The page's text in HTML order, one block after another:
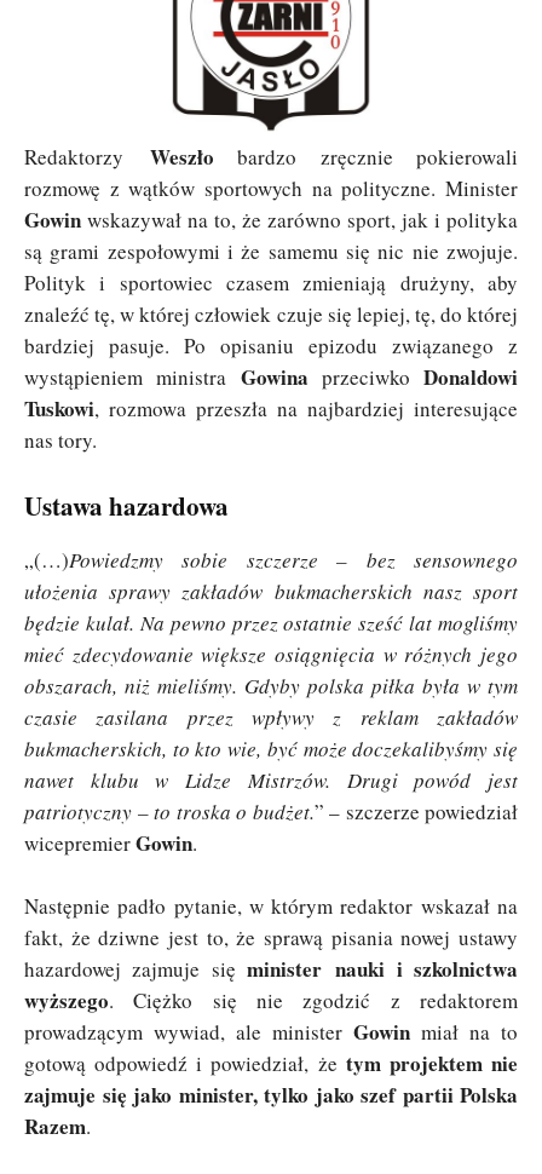
Redaktorzy Weszło bardzo zręcznie pokierowali
rozmowę z wątków sportowych na polityczne. Minister
Gowin wskazywał na to, że zarówno sport, jak i polityka
są grami zespołowymi i że samemu się nic nie zwojuje.
Polityk i sportowiec czasem zmieniają drużyny, aby
znaleźć tę, w której człowiek czuje się lepiej, tę, do której
bardziej pasuje. Po opisaniu epizodu związanego z
wystąpieniem ministra Gowina przeciwko Donaldowi
Tuskowi, rozmowa przeszła na najbardziej interesujące
nas tory.
Ustawa hazardowa
„(…)Powiedzmy sobie szczerze – bez sensownego
ułożenia sprawy zakładów bukmacherskich nasz sport
będzie kulał. Na pewno przez ostatnie sześć lat mogliśmy
mieć zdecydowanie większe osiągnięcia w różnych jego
obszarach, niż mieliśmy. Gdyby polska piłka była w tym
czasie zasilana przez wpływy z reklam zakładów
bukmacherskich, to kto wie, być może doczekalibyśmy się
nawet klubu w Lidze Mistrzów. Drugi powód jest
patriotyczny – to troska o budżet.” – szczerze powiedział
wicepremierGowin.
Następnie padło pytanie, w którym redaktor wskazał na
fakt, że dziwne jest to, że sprawą pisania nowej ustawy
hazardowej zajmuje się minister nauki i szkolnictwa
wyższego. Ciężko się nie zgodzić z redaktorem
prowadzącym wywiad, ale minister Gowin miał na to
gotową odpowiedź i powiedział, że tym projektem nie
zajmuje się jako minister, tylko jako szef partii Polska
Razem.